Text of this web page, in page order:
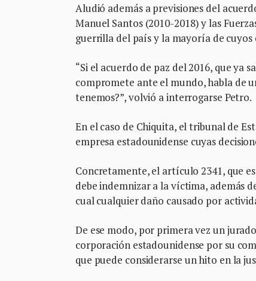
Aludió además a previsiones del
Manuel Santos (2010-2018) y las
guerrilla del país y la mayoría de
“Si el acuerdo de paz del 2016, que ya
compromete ante el mundo, habla de
tenemos?”, volvió a interrogarse Petro.
En el caso de Chiquita, el tribunal de
empresa estadounidense cuyas
Concretamente, el artículo 2341, que
debe indemnizar a la víctima, además
cual cualquier daño causado por
De ese modo, por primera vez un
corporación estadounidense por su
que puede considerarse un hito en la